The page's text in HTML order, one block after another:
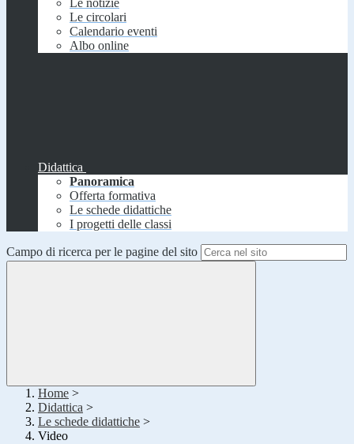
Le notizie
Le circolari
Calendario eventi
Albo online
Didattica
Panoramica
Offerta formativa
Le schede didattiche
I progetti delle classi
Campo di ricerca per le pagine del sito
Home >
Didattica >
Le schede didattiche >
Video